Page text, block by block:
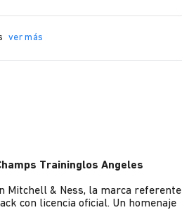
ver más
Traininglos Angeles
Mitchell & Ness, la marca referente
con licencia oficial. Un homenaje